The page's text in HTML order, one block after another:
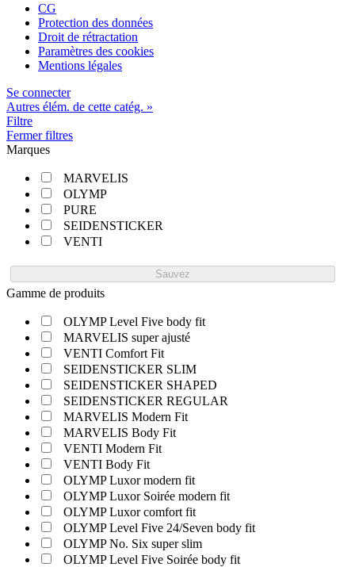
CG
Protection des données
Droit de rétractation
Paramètres des cookies
Mentions légales
Se connecter
Autres élém. de cette catég. »
Filtre
Fermer filtres
Marques
MARVELIS
OLYMP
PURE
SEIDENSTICKER
VENTI
Sauvez
Gamme de produits
OLYMP Level Five body fit
MARVELIS super ajusté
VENTI Comfort Fit
SEIDENSTICKER SLIM
SEIDENSTICKER SHAPED
SEIDENSTICKER REGULAR
MARVELIS Modern Fit
MARVELIS Body Fit
VENTI Modern Fit
VENTI Body Fit
OLYMP Luxor modern fit
OLYMP Luxor Soirée modern fit
OLYMP Luxor comfort fit
OLYMP Level Five 24/Seven body fit
OLYMP No. Six super slim
OLYMP Level Five Soirée body fit